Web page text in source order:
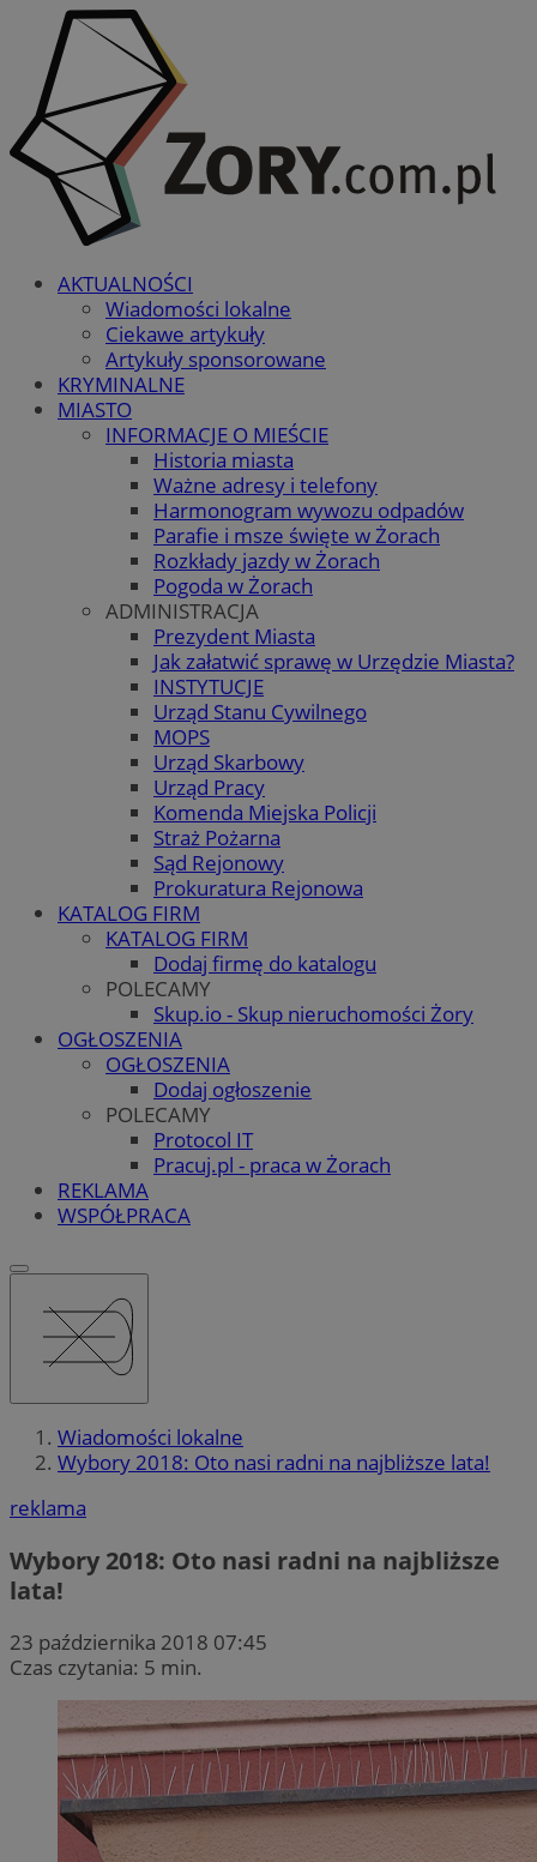
AKTUALNOŚCI
Wiadomości lokalne
Ciekawe artykuły
Artykuły sponsorowane
KRYMINALNE
MIASTO
INFORMACJE O MIEŚCIE
Historia miasta
Ważne adresy i telefony
Harmonogram wywozu odpadów
Parafie i msze święte w Żorach
Rozkłady jazdy w Żorach
Pogoda w Żorach
ADMINISTRACJA
Prezydent Miasta
Jak załatwić sprawę w Urzędzie Miasta?
INSTYTUCJE
Urząd Stanu Cywilnego
MOPS
Urząd Skarbowy
Urząd Pracy
Komenda Miejska Policji
Straż Pożarna
Sąd Rejonowy
Prokuratura Rejonowa
KATALOG FIRM
KATALOG FIRM
Dodaj firmę do katalogu
POLECAMY
Skup.io - Skup nieruchomości Żory
OGŁOSZENIA
OGŁOSZENIA
Dodaj ogłoszenie
POLECAMY
Protocol IT
Pracuj.pl - praca w Żorach
REKLAMA
WSPÓŁPRACA
Wiadomości lokalne
Wybory 2018: Oto nasi radni na najbliższe lata!
reklama
Wybory 2018: Oto nasi radni na najbliższe
lata!
23 października 2018 07:45
Czas czytania: 5 min.